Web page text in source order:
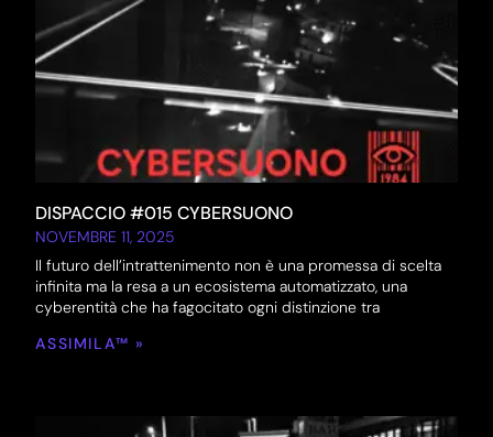
DISPACCIO #015 CYBERSUONO
NOVEMBRE 11, 2025
Il futuro dell’intrattenimento non è una promessa di scelta
infinita ma la resa a un ecosistema automatizzato, una
cyberentità che ha fagocitato ogni distinzione tra
ASSIMILA™ »